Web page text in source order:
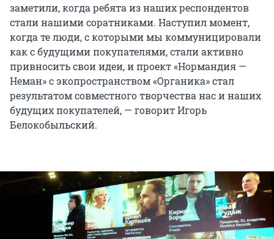
заметили, когда ребята из наших респондентов
стали нашими соратниками. Наступил момент,
когда те люди, с которыми мы коммуницировали
как с будущими покупателями, стали активно
привносить свои идеи, и проект «Нормандия —
Неман» с экопространством «Органика» стал
результатом совместного творчества нас и наших
будущих покупателей, — говорит Игорь
Белокобыльский.